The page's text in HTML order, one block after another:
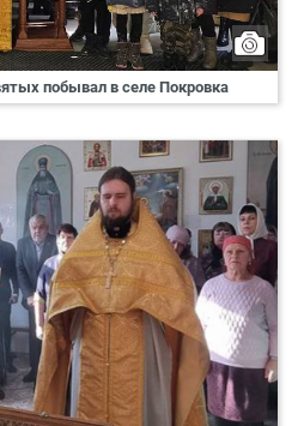
побывал в селе Покровка